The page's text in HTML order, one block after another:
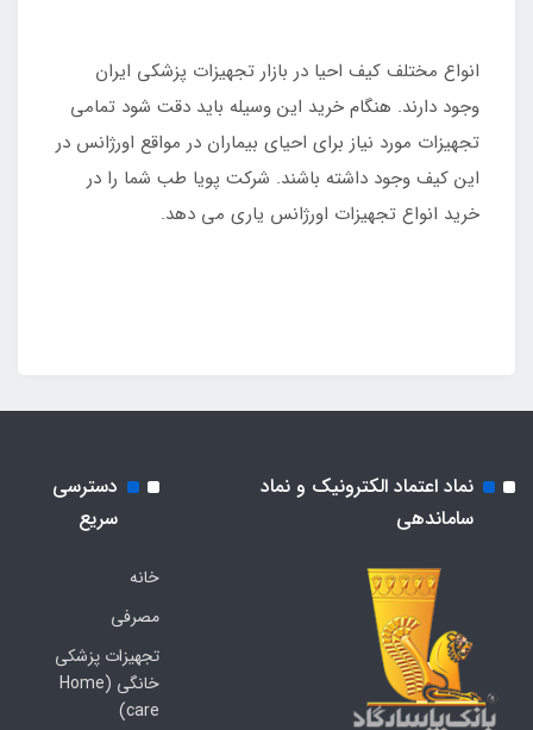
انواع مختلف کیف احیا در بازار تجهیزات پزشکی ایران
وجود دارند. هنگام خرید این وسیله باید دقت شود تمامی
تجهیزات مورد نیاز برای احیای بیماران در مواقع اورژانس در
این کیف وجود داشته باشند. شرکت پویا طب شما را در
خرید انواع تجهیزات اورژانس یاری می دهد.
نماد اعتماد الکترونیک و نماد
ساماندهی
دسترسی
سریع
خانه
مصرفی
تجهیزات پزشکی
خانگی (Home
care)